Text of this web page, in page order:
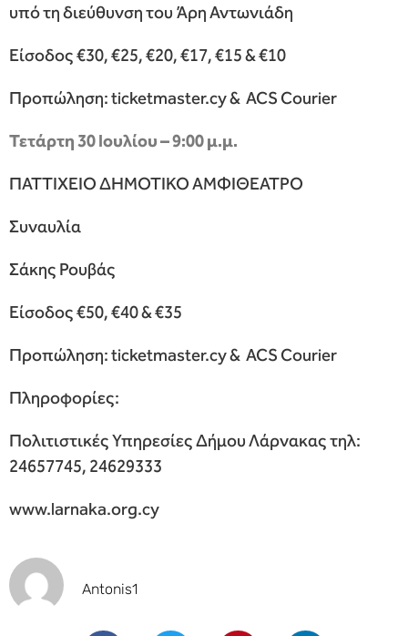
υπό τη διεύθυνση του Άρη Αντωνιάδη
Είσοδος €30, €25, €20, €17, €15 & €10
Προπώληση: ticketmaster.cy & ACS Courier
Τετάρτη 30 Ιουλίου – 9:00 μ.μ.
ΠΑΤΤΙΧΕΙΟ ΔΗΜΟΤΙΚΟ ΑΜΦΙΘΕΑΤΡΟ
Συναυλία
Σάκης Ρουβάς
Είσοδος €50, €40 & €35
Προπώληση: ticketmaster.cy & ACS Courier
Πληροφορίες:
Πολιτιστικές Υπηρεσίες Δήμου Λάρνακας τηλ:
24657745, 24629333
www.larnaka.org.cy
Antonis1